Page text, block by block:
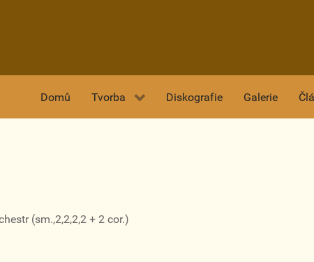
Domů Tvorba Diskografie Galerie
(sm.,2,2,2,2 + 2 cor.)